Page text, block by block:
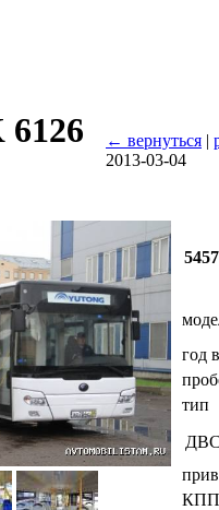
← вернуться |
2013-03-04
год
тип
КПП